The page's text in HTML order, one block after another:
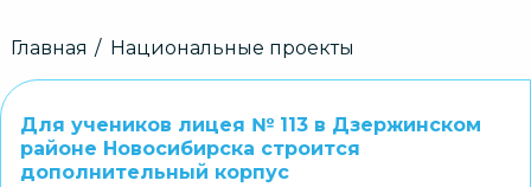
Строка
Главная Национальные проекты
Для учеников лицея № 113 в Дзержинском
районе Новосибирска строится
дополнительный корпус